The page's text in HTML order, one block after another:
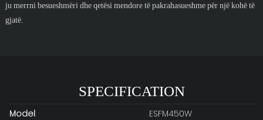
ju merrni besueshmëri dhe qetësi mendore të pakrahasueshme për një kohë të
gjatë.
SPECIFICATION
Model
ESFM450W